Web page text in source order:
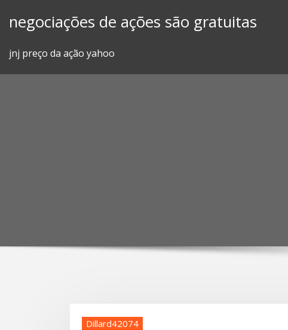
negociações de ações são gratuitas
jnj preço da ação yahoo
Dillard42074